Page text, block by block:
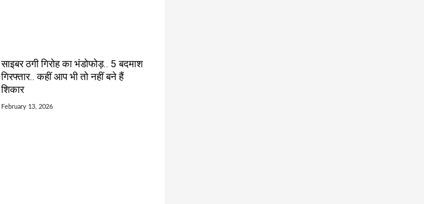
साइबर ठगी गिरोह का भंडोफोड़.. 5 बदमाश
गिरफ्तार.. कहीं आप भी तो नहीं बने हैं
शिकार
February 13, 2026